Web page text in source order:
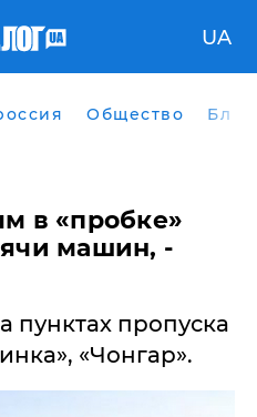
UA
Общество
в «пробке»
машин, -
пунктах пропуска
«Чонгар».